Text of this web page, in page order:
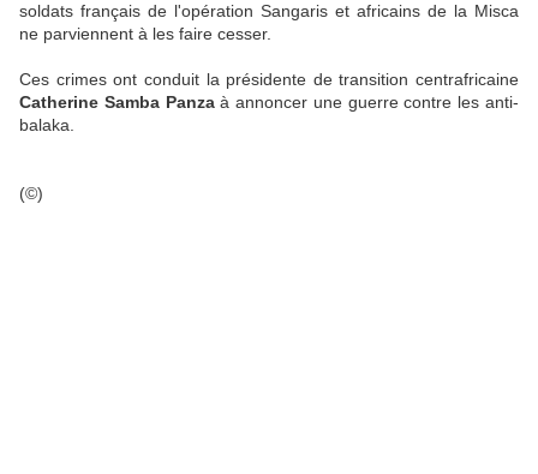
soldats français de l'opération Sangaris et africains de la Misca
ne parviennent à les faire cesser.
Ces crimes ont conduit la présidente de transition centrafricaine
Catherine Samba Panzaà annoncer une guerre contre les anti-
balaka.
(©)